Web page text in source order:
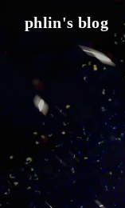
phlin's blog